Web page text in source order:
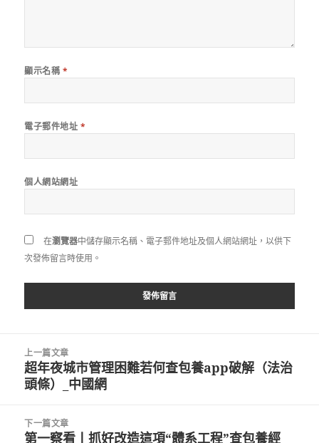
顯示名稱 *
電子郵件地址 *
個人網站網址
在瀏覽器中儲存顯示名稱、電子郵件地址及個人網站網址，以供下
次發佈留言時使用。
上一篇文章
上
一
文
章:
超年夜城市管理困難若何查包養app破解（法治
頭條）_中國網
下一篇文章
下
第一察看丨抓好改造這項“體系工程”查包養經